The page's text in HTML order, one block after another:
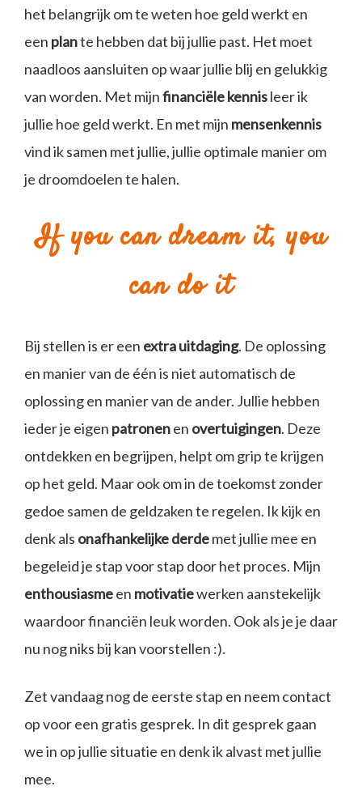
het belangrijk om te weten hoe geld werkt en
een plante hebben dat bij jullie past. Het moet
naadloos aansluiten op waar jullie blij en gelukkig
van worden. Met mijnfinanciële kennisleer ik
jullie hoe geld werkt. En met mijn mensenkennis
vind ik samen met jullie, jullie optimale manier om
je droomdoelen te halen.
If you can dream it, you
can do it
Bij stellen is er een extra uitdaging. De oplossing
en manier van de één is niet automatisch de
oplossing en manier van de ander. Jullie hebben
ieder je eigen patronenen overtuigingen. Deze
ontdekken en begrijpen, helpt om grip te krijgen
op het geld. Maar ook om in de toekomst zonder
gedoe samen de geldzaken te regelen. Ik kijk en
denk als onafhankelijke derdemet jullie mee en
begeleid je stap voor stap door het proces. Mijn
enthousiasmeen motivatiewerken aanstekelijk
waardoor financiën leuk worden. Ook als je je daar
nu nog niks bij kan voorstellen :).
Zet vandaag nog de eerste stap en neem contact
op voor een gratis gesprek. In dit gesprek gaan
we in op jullie situatie en denk ik alvast met jullie
mee.